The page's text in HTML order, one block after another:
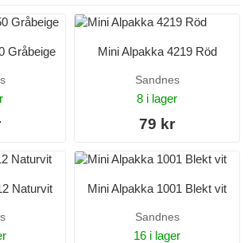
Gråbeige Mini Alpakka 4219 Röd
Sandnes
8 i lager
79 kr
Naturvit Mini Alpakka 1001 Blekt vit
Sandnes
16 i lager